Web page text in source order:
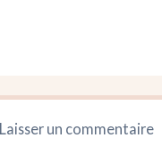
Laisser un commentaire